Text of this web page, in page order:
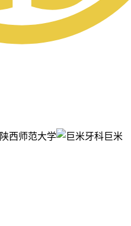
陕西师范大学 巨米